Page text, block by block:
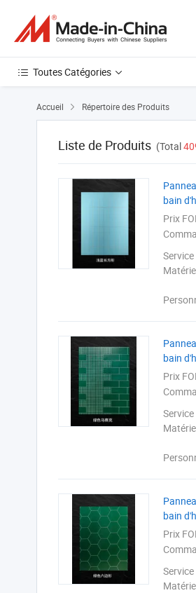
Toutes Catégories
Accueil  Répertoire des Produits
Liste de Produits (Total
bain
Prix
bain
Prix
bain
Prix